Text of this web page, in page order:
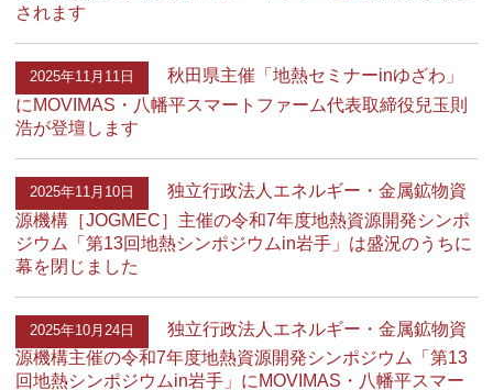
されます
2025年11月11日
秋田県主催「地熱セミナーinゆざわ」
にMOVIMAS・八幡平スマートファーム代表取締役兒玉則
浩が登壇します
2025年11月10日
独立行政法人エネルギー・金属鉱物資
源機構［JOGMEC］主催の令和7年度地熱資源開発シンポ
ジウム「第13回地熱シンポジウムin岩手」は盛況のうちに
幕を閉じました
2025年10月24日
独立行政法人エネルギー・金属鉱物資
源機構主催の令和7年度地熱資源開発シンポジウム「第13
回地熱シンポジウムin岩手」にMOVIMAS・八幡平スマー